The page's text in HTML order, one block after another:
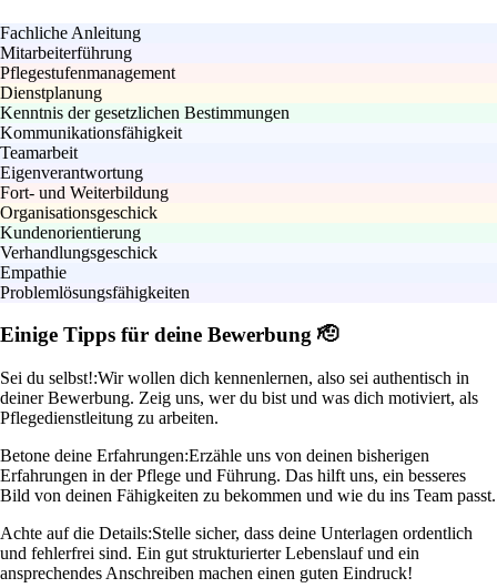
Fachliche Anleitung
Mitarbeiterführung
Pflegestufenmanagement
Dienstplanung
Kenntnis der gesetzlichen Bestimmungen
Kommunikationsfähigkeit
Teamarbeit
Eigenverantwortung
Fort- und Weiterbildung
Organisationsgeschick
Kundenorientierung
Verhandlungsgeschick
Empathie
Problemlösungsfähigkeiten
Einige Tipps für deine Bewerbung 🫡
Sei du selbst!:Wir wollen dich kennenlernen, also sei authentisch in
deiner Bewerbung. Zeig uns, wer du bist und was dich motiviert, als
Pflegedienstleitung zu arbeiten.
Betone deine Erfahrungen:Erzähle uns von deinen bisherigen
Erfahrungen in der Pflege und Führung. Das hilft uns, ein besseres
Bild von deinen Fähigkeiten zu bekommen und wie du ins Team passt.
Achte auf die Details:Stelle sicher, dass deine Unterlagen ordentlich
und fehlerfrei sind. Ein gut strukturierter Lebenslauf und ein
ansprechendes Anschreiben machen einen guten Eindruck!